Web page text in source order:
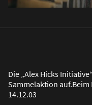
Die „Alex Hicks
Sammelaktion
14.12.03